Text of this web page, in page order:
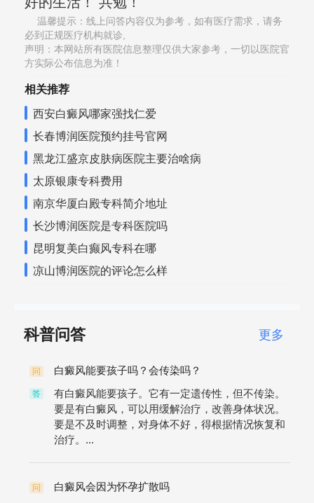
温馨提示：线上问答内容仅为参考，如有医疗需求，请务
必到正规医疗机构就诊,
声明：本网站所有医院信息整理仅供大家参考，一切以医院官
方实际公布信息为准！
相关推荐
西安白癜风哪家强找仁爱
长春博润医院预约挂号官网
黑龙江盛京皮肤病医院主要治啥病
太原银康专科费用
南京华厦白殿专科简介地址
长沙博润医院是专科医院吗
昆明复美白癫风专科在哪
凉山博润医院的评论怎么样
科普问答 更多
问 白癜风能要孩子吗？会传染吗？
答
有白癜风能要孩子。它有一定遗传性，但不传染。
要是有白癜风，可以用缓解治疗，改善身体状况。
要是不及时调整，对身体不好，得根据情况恢复和
治疗。...
问 白癜风会因为怀孕扩散吗